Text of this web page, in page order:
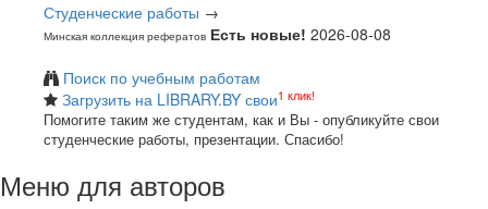
Студенческие работы →
Минская коллекция рефератов Есть новые! 2026-08-08
Поиск по учебным работам
Загрузить на LIBRARY.BY свои1 клик!
Помогите таким же студентам, как и Вы - опубликуйте свои
студенческие работы, презентации. Спасибо!
Меню для авторов